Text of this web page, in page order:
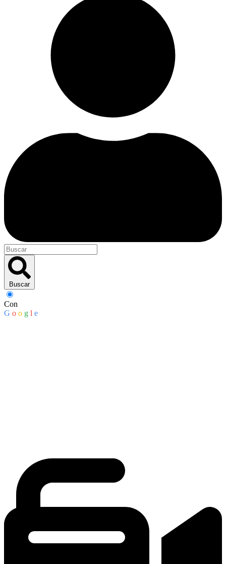
Buscar
Con
G o o g l e